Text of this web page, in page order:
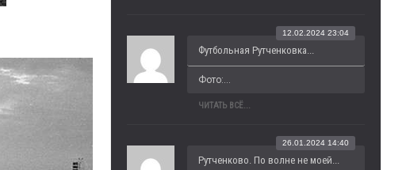
Футбольная Рутченковка...
12.02.2024 23:04
Фото:...
ЧИТАТЬ ВСЁ...
Рутченково. По волне не моей...
26.01.2024 14:40